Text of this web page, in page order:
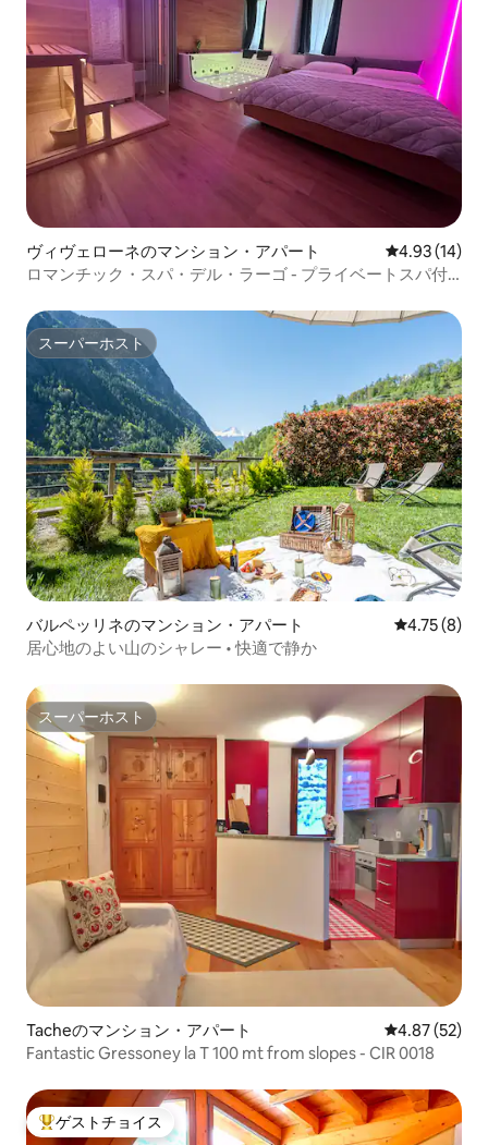
ヴィヴェローネのマンション・アパート レビュー14
4.93 (14)
ロマンチック・スパ・デル・ラーゴ - プライベートスパ付
スーパーホスト
スーパーホスト
バルペッリネのマンション・アパート レビュー8
4.75 (8)
居心地のよい山のシャレー • 快適で静か
スーパーホスト
スーパーホスト
Tacheのマンション・アパート レビュー52
4.87 (52)
Fantastic Gressoney la T 100 mt from slopes - CIR 0018
大好評のゲストチョイスです。
ゲストチョイス